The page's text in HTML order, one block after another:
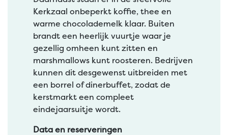
Kerkzaal onbeperkt koffie, thee en
warme chocolademelk klaar. Buiten
brandt een heerlijk vuurtje waar je
gezellig omheen kunt zitten en
marshmallows kunt roosteren. Bedrijven
kunnen dit desgewenst uitbreiden met
een borrel of dinerbuffet, zodat de
kerstmarkt een compleet
eindejaarsuitje wordt.
Data en reserveringen